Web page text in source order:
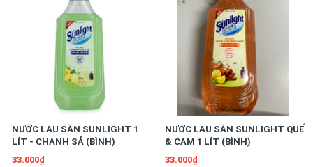
NƯỚC LAU SÀN SUNLIGHT 1
LÍT - CHANH SẢ (BÌNH)
33.000₫
NƯỚC LAU SÀN SUNLIGHT QUẾ
& CAM 1 LÍT (BÌNH)
33.000₫